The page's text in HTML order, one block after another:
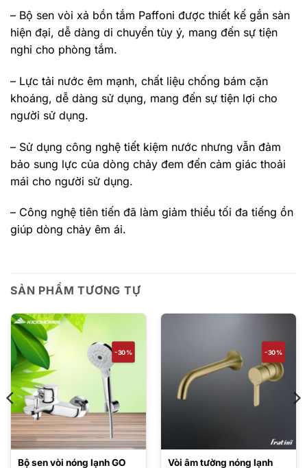
– Bộ sen vòi xả bồn tắm Paffoni được thiết kế gắn sàn
hiện đại, dễ dàng di chuyển tùy ý, mang đến sự tiện
nghi cho phòng tắm.
– Lực tải nước êm mạnh, chất liệu chống bám cặn
khoáng, dễ dàng sử dụng, mang đến sự tiện lợi cho
người sử dụng.
– Sử dụng công nghệ tiết kiệm nước nhưng vẫn đảm
bảo sung lực của dòng chảy đem đến cảm giác thoải
mái cho người sử dụng.
– Công nghệ tiên tiến đã làm giảm thiểu tối đa tiếng ồn
giúp dòng chảy êm ái.
SẢN PHẨM TƯƠNG TỰ
-30%
Bộ sen vòi nóng lạnh GO
-30%
Vòi âm tường nóng lạnh